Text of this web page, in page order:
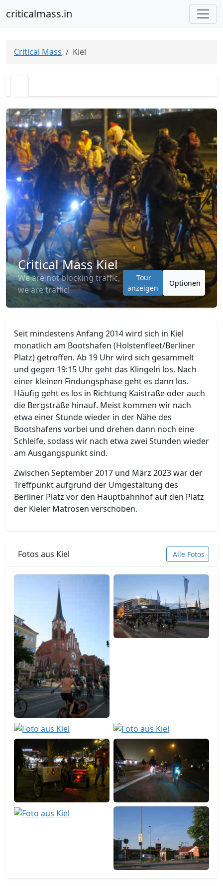
criticalmass.in
Critical Mass Kiel
Critical Mass Kiel
We are not blocking traffic,
we are traffic!
Tour
anzeigen
Optionen
Seit mindestens Anfang 2014 wird sich in Kiel
monatlich am Bootshafen (Holstenfleet/Berliner
Platz) getroffen. Ab 19 Uhr wird sich gesammelt
und gegen 19:15 Uhr geht das Klingeln los. Nach
einer kleinen Findungsphase geht es dann los.
Häufig geht es los in Richtung Kaistraße oder auch
die Bergstraße hinauf. Meist kommen wir nach
etwa einer Stunde wieder in der Nähe des
Bootshafens vorbei und drehen dann noch eine
Schleife, sodass wir nach etwa zwei Stunden wieder
am Ausgangspunkt sind.
Zwischen September 2017 und März 2023 war der
Treffpunkt aufgrund der Umgestaltung des
Berliner Platz vor den Hauptbahnhof auf den Platz
der Kieler Matrosen verschoben.
Fotos aus Kiel Alle Fotos